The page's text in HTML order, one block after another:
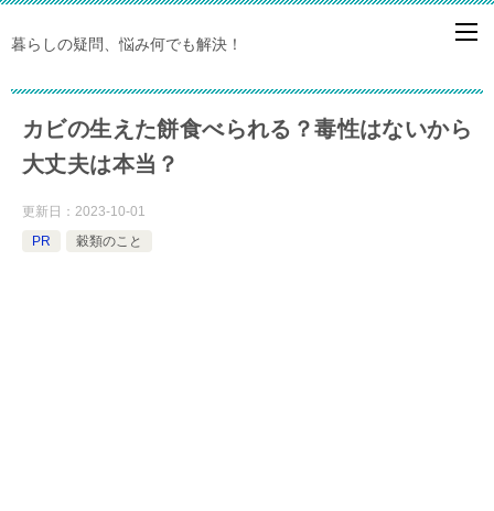
暮らしの疑問、悩み何でも解決！
カビの生えた餅食べられる？毒性はないから
大丈夫は本当？
更新日： 2023-10-01
PR
穀類のこと